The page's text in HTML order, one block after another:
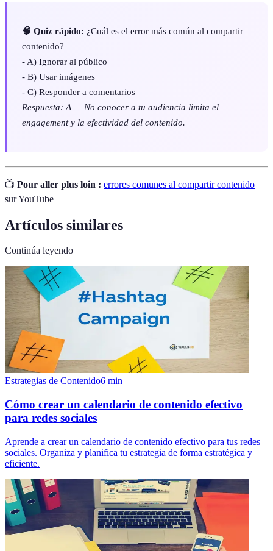
🧠 Quiz rápido: ¿Cuál es el error más común al compartir
contenido?
- A) Ignorar al público
- B) Usar imágenes
- C) Responder a comentarios
Respuesta: A — No conocer a tu audiencia limita el
engagement y la efectividad del contenido.
📺 Pour aller plus loin : errores comunes al compartir contenido
sur YouTube
Artículos similares
Continúa leyendo
Estrategias de Contenido6 min
Cómo crear un calendario de contenido efectivo
para redes sociales
Aprende a crear un calendario de contenido efectivo para tus redes
sociales. Organiza y planifica tu estrategia de forma estratégica y
eficiente.